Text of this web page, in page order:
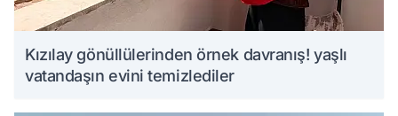
Kızılay gönüllülerinden örnek davranış! yaşlı
vatandaşın evini temizlediler